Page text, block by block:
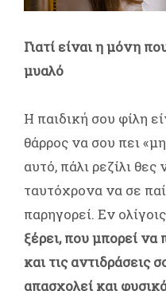
Γιατί είναι η μόνη
μυαλό
Η παιδική σου φίλη
θάρρος να σου πει
αυτό, πάλι ρεζίλι θες
ταυτόχρονα να σε
παρηγορεί. Εν
ξέρει, που μπορεί να
και τις αντιδράσεις
απασχολεί και